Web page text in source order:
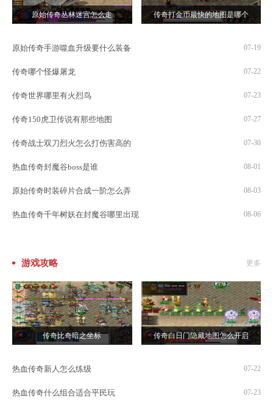
原始传奇丛林迷宫怎么走 传奇打金币最快的地图是哪个
原始传奇手游噬血升级要什么装备 07-19
传奇哪个怪爆屠龙 07-22
传奇世界哪里有火烈鸟 07-23
传奇150虎卫传说有那些地图 07-27
传奇战士双刀烈火怎么打伤害高的 07-30
热血传奇封魔谷boss是谁 08-01
原始传奇时装碎片合成一阶怎么弄 08-03
热血传奇千年树妖在封魔谷哪里出现 08-06
游戏攻略 更多
传奇比奇暗之坐标 传奇白日门隐藏地图怎么开启
热血传奇新人怎么练级 07-22
热血传奇什么组合适合平民玩 07-23